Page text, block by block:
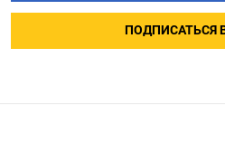
ПОДПИСАТЬСЯ В